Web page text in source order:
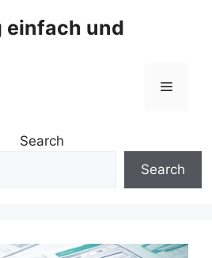
einfach und
Menü
Search
Search